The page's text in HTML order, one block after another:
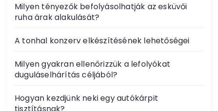
Milyen tényezők befolyásolhatják az esküvői
ruha árak alakulását?
A tonhal konzerv elkészítésének lehetőségei
Milyen gyakran ellenőrizzük a lefolyókat
duguláselhárítás céljából?
Hogyan kezdjünk neki egy autókárpit